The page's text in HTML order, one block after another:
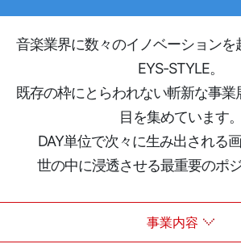
音楽業界に数々のイノベーションを
EYS-STYLE。
既存の枠にとらわれない斬新な事
目を集めています。
DAY単位で次々に生み出される
世の中に浸透させる最重要のポジ
事業内容